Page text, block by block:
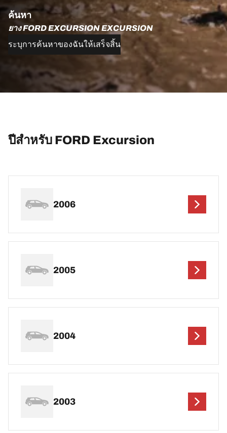
ค้นหา
ยาง FORD EXCURSION EXCURSION
ระบุการค้นหาของฉันให้เสร็จสิ้น
ปีสำหรับ FORD Excursion
2006
2005
2004
2003